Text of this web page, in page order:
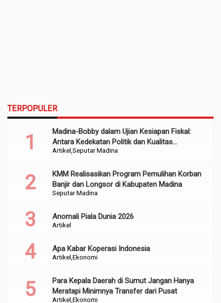
TERPOPULER
Artikel Seputar Madina
Madina-Bobby dalam Ujian Kesiapan Fiskal:
Antara Kedekatan Politik dan Kualitas
Perencanaan
Seputar Madina
KMM Realisasikan Program Pemulihan Korban
Banjir dan Longsor di Kabupaten Madina
Artikel
Anomali Piala Dunia 2026
Artikel Ekonomi
Apa Kabar Koperasi Indonesia
Artikel Ekonomi
Para Kepala Daerah di Sumut Jangan Hanya
Meratapi Minimnya Transfer dari Pusat